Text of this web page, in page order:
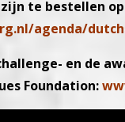
te bestellen
agenda/
en de
Foundation: